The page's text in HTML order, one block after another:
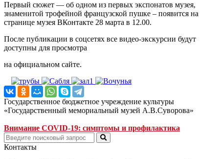
Первый сюжет — об одном из первых экспонатов музея,
знаменитой трофейной французской пушке – появится на
странице музея ВКонтакте 28 марта в 12.00.
После публикации в соцсетях все видео-экскурсии будут
доступны для просмотра
на официальном сайте.
Государственное бюджетное учреждение культуры
«Государственный мемориальный музей А.В.Суворова»
Внимание COVID-19: симптомы и профилактика
Контакты